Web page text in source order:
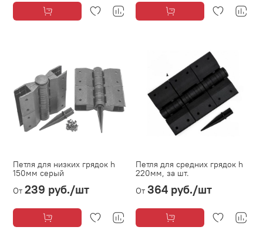
Петля для низких грядок h
150мм серый
От 239 руб./шт
Петля для средних грядок h
220мм, за шт.
От 364 руб./шт